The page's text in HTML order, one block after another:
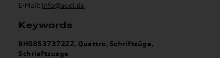
E-Mail: info@audi.de
Keywords
8H08537372ZZ, Quattro, Schriftzüge,
Schrieftzuege